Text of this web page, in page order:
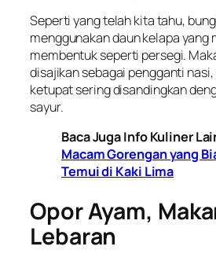
Seperti yang telah kita tahu,
menggunakan daun kelapa yang
membentuk seperti persegi.
disajikan sebagai pengganti
ketupat sering disandingkan
sayur.
Baca Juga Info Kuliner
Macam Gorengan yang
Temui di Kaki Lima
Opor Ayam,
Lebaran